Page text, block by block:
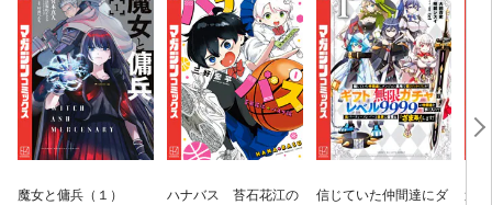
魔女と傭兵（１）
ハナバス 苔石花江の
信じていた仲間達にダ
追